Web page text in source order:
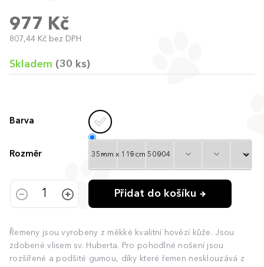
produktu
je
0,0
5
hvězdiček.
977 Kč
807,44 Kč bez DPH
Měrná
Skladem (30 ks)
Barva
Rozměr
Přidat do košíku
Řemeny jsou vyrobeny z měkké kvalitní hovězí kůže. Jsou
zdobené vlisem sv. Huberta. Pro pohodlné nošení jsou
rozšířené a podšité gumou, díky které řemen nesklouzává z